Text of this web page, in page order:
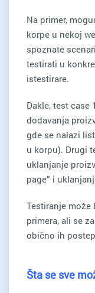
Na primer,
korpe u nekoj
spoznate
testirati u
istestirare.
Dakle, test case
dodavanja
gde se nalazi
u korpu). Drugi
uklanjanje
page” i
Testiranje
primera, ali se
obično ih
Šta se sve